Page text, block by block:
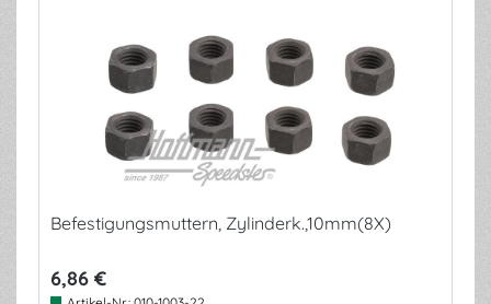
Befestigungsmuttern, Zylinderk.,10mm(8X)
6,86 €